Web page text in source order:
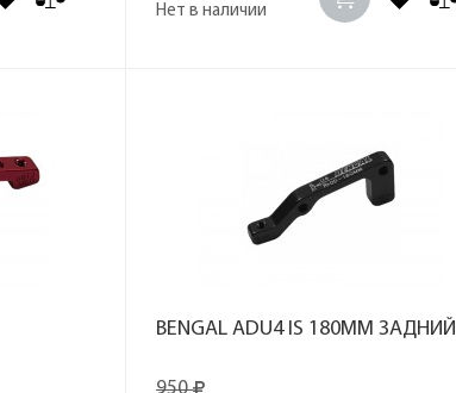
Нет в наличии
BENGAL ADU4 IS 180ММ ЗАДНИЙ
950